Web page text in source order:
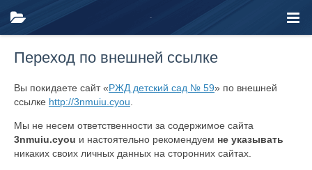
Переход по внешней ссылке
Вы покидаете сайт «РЖД детский сад № 59» по внешней
ссылке http://3nmuiu.cyou
Мы не несем ответственности за содержимое сайта
3nmuiu.cyou и настоятельно рекомендуем не указывать
никаких своих личных данных на сторонних сайтах.